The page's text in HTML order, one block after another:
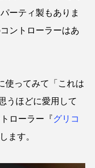
ーティ製もありま
ントローラーはあ
使ってみて「これは
うほどに愛用して
ローラー『 グリコ
ます。